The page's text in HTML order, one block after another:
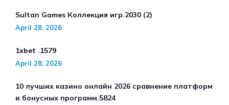
Sultan Games Коллекция игр.2030 (2)
April 28, 2026
1xbet .1579
April 28, 2026
10 лучших казино онлайн 2026 сравнение платформ
и бонусных программ.5824